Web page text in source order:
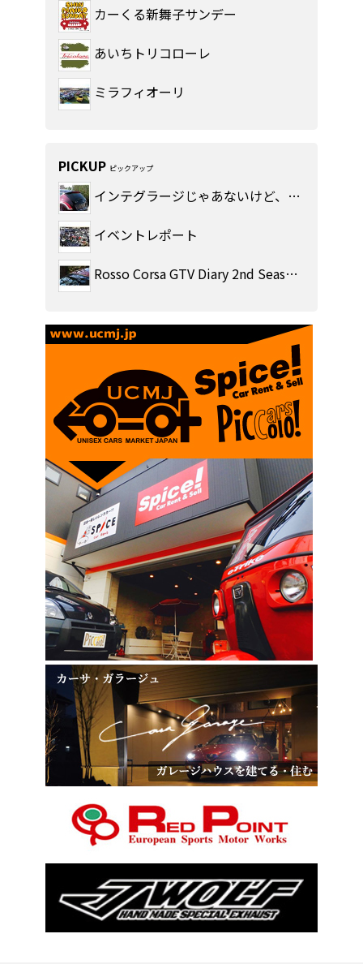
カーくる新舞子サンデー
あいちトリコローレ
ミラフィオーリ
PICKUP ピックアップ
インテグラージじゃあないけど、デルタです。
イベントレポート
Rosso Corsa GTV Diary 2nd Season!